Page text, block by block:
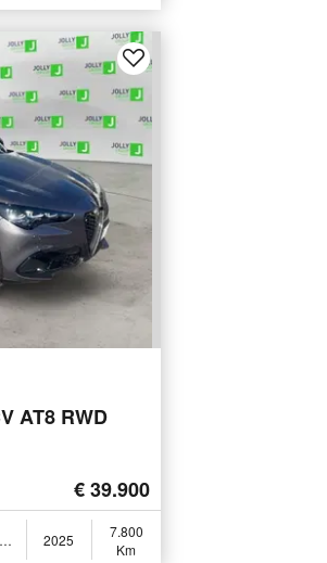
AT8 RWD
€ 39.900
Ceccano (FR) 2025
7.800
Km